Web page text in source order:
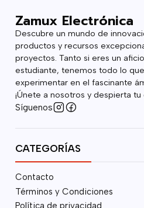
Zamux Electrónica
Descubre un mundo de
productos y recursos
proyectos. Tanto si eres un
estudiante, tenemos todo lo
experimentar en el fascinante
¡Únete a nosotros y despierta
Síguenos
CATEGORÍAS
Contacto
Términos y Condiciones
Política de privacidad